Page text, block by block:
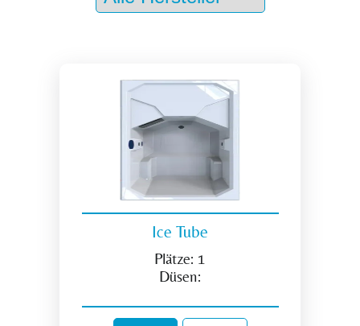
Ice Tube
Plätze: 1
Düsen: